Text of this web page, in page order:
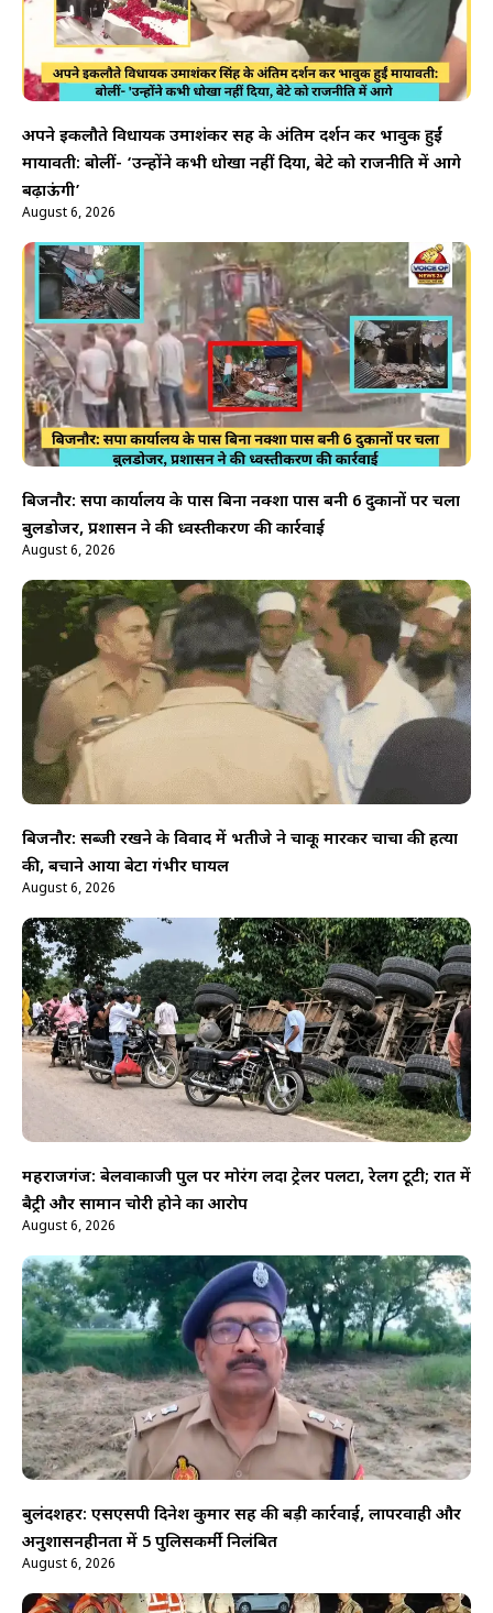
अपने इकलौते विधायक उमाशंकर सिंह के अंतिम दर्शन कर भावुक हुईं
मायावती: बोलीं- ‘उन्होंने कभी धोखा नहीं दिया, बेटे को राजनीति में आगे
बढ़ाऊंगी’
August 6, 2026
बिजनौर: सपा कार्यालय के पास बिना नक्शा पास बनी 6 दुकानों पर चला
बुलडोजर, प्रशासन ने की ध्वस्तीकरण की कार्रवाई
August 6, 2026
बिजनौर: सब्जी रखने के विवाद में भतीजे ने चाकू मारकर चाचा की हत्या
की, बचाने आया बेटा गंभीर घायल
August 6, 2026
महराजगंज: बेलवाकाजी पुल पर मोरंग लदा ट्रेलर पलटा, रेलिंग टूटी; रात में
बैट्री और सामान चोरी होने का आरोप
August 6, 2026
बुलंदशहर: एसएसपी दिनेश कुमार सिंह की बड़ी कार्रवाई, लापरवाही और
अनुशासनहीनता में 5 पुलिसकर्मी निलंबित
August 6, 2026